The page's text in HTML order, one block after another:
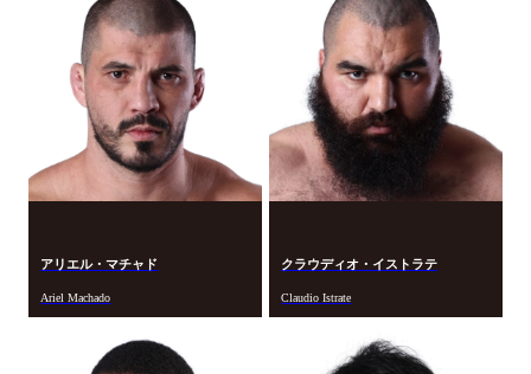
アリエル・マチャド
Ariel Machado
クラウディオ・イストラテ
Claudio Istrate